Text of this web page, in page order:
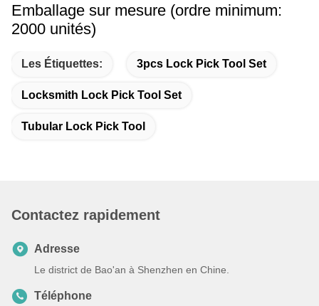
Emballage sur mesure (ordre minimum:
2000 unités)
Les Étiquettes: 3pcs Lock Pick Tool Set
Locksmith Lock Pick Tool Set
Tubular Lock Pick Tool
Contactez rapidement
Adresse
Le district de Bao'an à Shenzhen en Chine.
Téléphone